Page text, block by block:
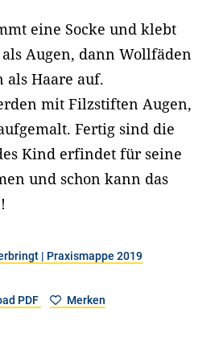
eine Socke und klebt
Augen, dann Wollfäden
als Haare auf.
mit Filzstiften Augen,
Fertig sind die
Kind erfindet für seine
und schon kann das
| Praxismappe 2019
PDF Merken